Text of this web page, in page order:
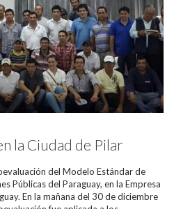
la Ciudad de Pilar
del Modelo Estándar de
Públicas del Paraguay, en la Empresa
En la mañana del 30 de diciembre